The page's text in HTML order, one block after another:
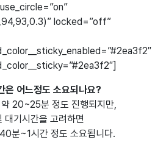
locked=”off”
은 어느정도 소요되나요?
20~25분 정도 진행되지만,
대기시간을 고려하면
분~1시간 정도 소요됩니다.